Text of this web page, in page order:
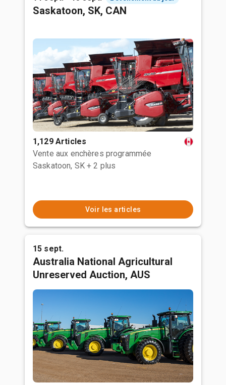
Saskatoon, SK, CAN
1,129 Articles
Vente aux enchères programmée
Saskatoon, SK + 2 plus
Voir les articles
15 sept.
Australia National Agricultural
Unreserved Auction, AUS